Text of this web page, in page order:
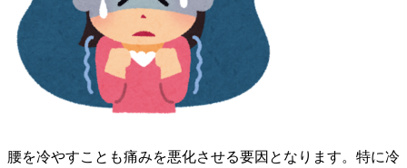
腰を冷やすことも痛みを悪化させる要因となります。特に冷